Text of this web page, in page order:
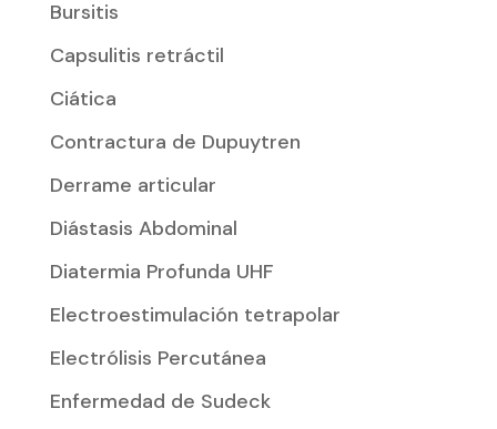
Bursitis
Capsulitis retráctil
Ciática
Contractura de Dupuytren
Derrame articular
Diástasis Abdominal
Diatermia Profunda UHF
Electroestimulación tetrapolar
Electrólisis Percutánea
Enfermedad de Sudeck